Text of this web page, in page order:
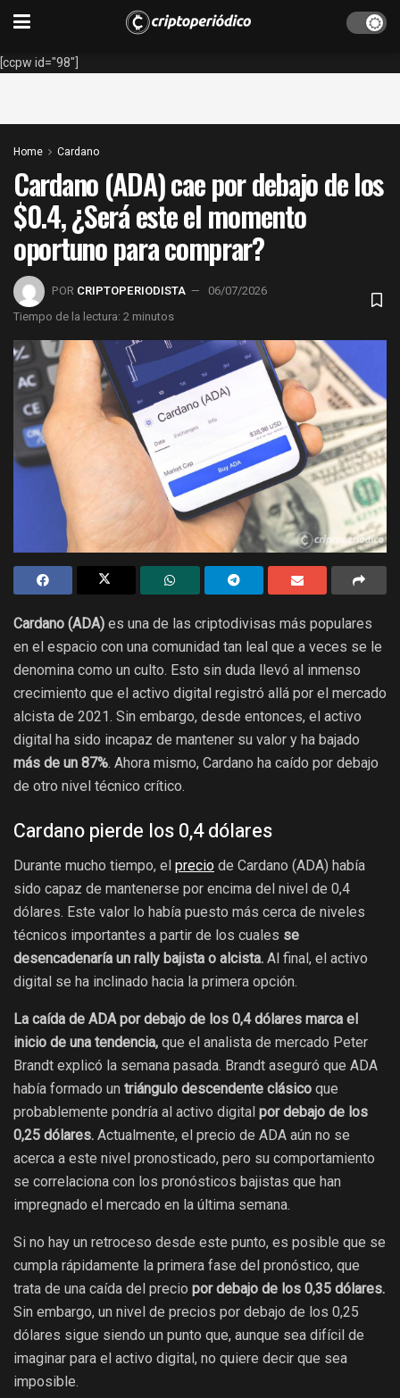
[ccpw id="98"]
Home Cardano
Cardano (ADA) cae por debajo de los
$0.4, ¿Será este el momento
oportuno para comprar?
POR CRIPTOPERIODISTA
06/07/2026
Tiempo de la lectura: 2 minutos
Cardano (ADA) es una de las criptodivisas más populares
en el espacio con una comunidad tan leal que a veces se le
denomina como un culto. Esto sin duda llevó al inmenso
crecimiento que el activo digital registró allá por el mercado
alcista de 2021. Sin embargo, desde entonces, el activo
digital ha sido incapaz de mantener su valor y ha bajado
más de un 87%. Ahora mismo, Cardano ha caído por debajo
de otro nivel técnico crítico.
Cardano pierde los 0,4 dólares
Durante mucho tiempo, el precio de Cardano (ADA) había
sido capaz de mantenerse por encima del nivel de 0,4
dólares. Este valor lo había puesto más cerca de niveles
técnicos importantes a partir de los cuales se
desencadenaría un rally bajista o alcista. Al final, el activo
digital se ha inclinado hacia la primera opción.
La caída de ADA por debajo de los 0,4 dólares marca el
inicio de una tendencia, que el analista de mercado Peter
Brandt explicó la semana pasada. Brandt aseguró que ADA
había formado un triángulo descendente clásico que
probablemente pondría al activo digital por debajo de los
0,25 dólares. Actualmente, el precio de ADA aún no se
acerca a este nivel pronosticado, pero su comportamiento
se correlaciona con los pronósticos bajistas que han
impregnado el mercado en la última semana.
Si no hay un retroceso desde este punto, es posible que se
cumpla rápidamente la primera fase del pronóstico, que
trata de una caída del precio por debajo de los 0,35 dólares.
Sin embargo, un nivel de precios por debajo de los 0,25
dólares sigue siendo un punto que, aunque sea difícil de
imaginar para el activo digital, no quiere decir que sea
imposible.